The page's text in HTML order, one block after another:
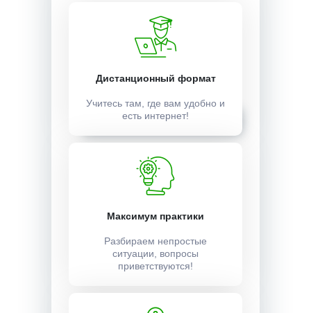
15000 ₽
Записаться
Дистанционный формат
Учитесь там, где вам удобно и
есть интернет!
Максимум практики
Разбираем непростые
ситуации, вопросы
приветствуются!